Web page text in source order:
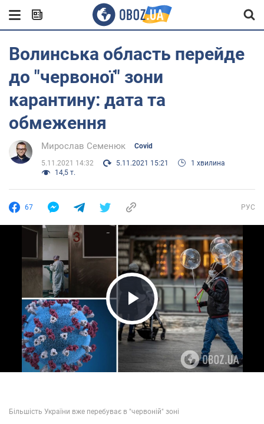
Волинська область перейде
до "червоної" зони
карантину: дата та
обмеження
Мирослав Семенюк Covid
5.11.2021 14:32 5.11.2021 15:21
1 хвилина
14,5 т.
67 РУС
Play Video